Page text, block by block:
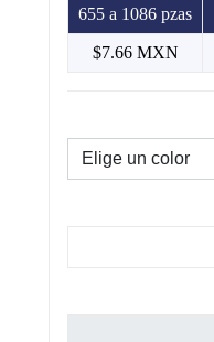
655 a 1086 pzas
$7.66 MXN